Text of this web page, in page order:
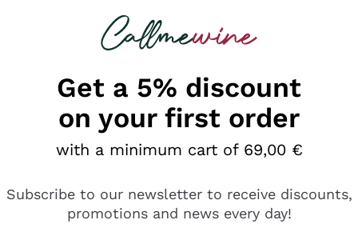
looking for
Get a 5% discount
on your first order
with a minimum cart of 69,00 €
Subscribe to our newsletter to receive discounts,
promotions and news every day!